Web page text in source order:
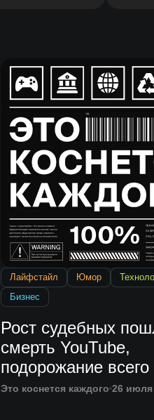
Лайфстайл Юмор
Бизнес
Рост судебных
cмерть YouTube,
подорожание всего
Это коснется каждого 26 июля